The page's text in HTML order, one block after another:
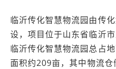
临沂传化智慧物流园由传
设，项目位于山东省临沂
临沂传化智慧物流园总占
面积约209亩，其中物流